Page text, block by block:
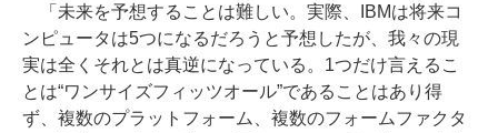
「未来を予想することは難しい。実際、IBMは将来コ
ンピュータは5つになるだろうと予想したが、我々の現
実は全くそれとは真逆になっている。1つだけ言えるこ
とは“ワンサイズフィッツオール”であることはあり得
ず、複数のプラットフォーム、複数のフォームファクタ